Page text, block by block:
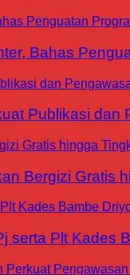
Bahas
Publikasi
Bergizi Gratis
serta Plt Kades